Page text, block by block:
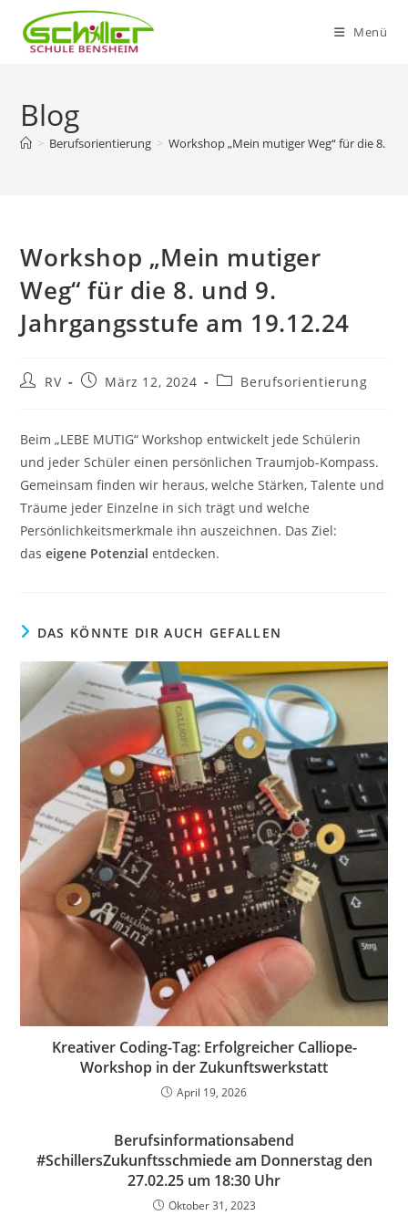
Inhalt
springen
Menü
Blog
> Berufsorientierung > Workshop „Mein mutiger Weg“ für die 8.
Workshop „Mein mutiger
Weg“ für die 8. und 9.
Jahrgangsstufe am 19.12.24
Beitrags-
RV
BeitragMärz 12, 2024
Beitrags-
Berufsorientierung
Beim „LEBE MUTIG“ Workshop entwickelt jede Schülerin
und jeder Schüler einen persönlichen Traumjob-Kompass.
Gemeinsam finden wir heraus, welche Stärken, Talente und
Träume jeder Einzelne in sich trägt und welche
Persönlichkeitsmerkmale ihn auszeichnen. Das Ziel:
daseigene Potenzial entdecken.
DAS KÖNNTE DIR AUCH GEFALLEN
Kreativer Coding-Tag: Erfolgreicher Calliope-
Workshop in der Zukunftswerkstatt
April 19, 2026
Berufsinformationsabend
#SchillersZukunftsschmiede am Donnerstag den
27.02.25 um 18:30 Uhr
Oktober 31, 2023